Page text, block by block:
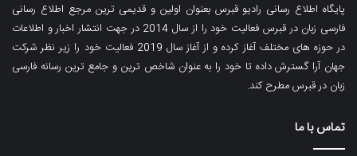
پایگاه اطلاع رسانی رادیو قبرس بعنوان اولین و قدیمی ترین مرجع اطلاع رسانی
فارسی زبان در قبرس فعالیت خود را از سال 2014 در جهت انتشار اخبار و اطلاعات
در حوزه های مختلف آغاز کرده و از آغاز سال 2019 فعالیت خود را زیر نظر شرکت
جهان آرا گسترش داده تا خود را به عنوان شاخص ترین و جامع ترین رسانه فارسی
زبان در قبرس مطرح کند.
تماس با ما